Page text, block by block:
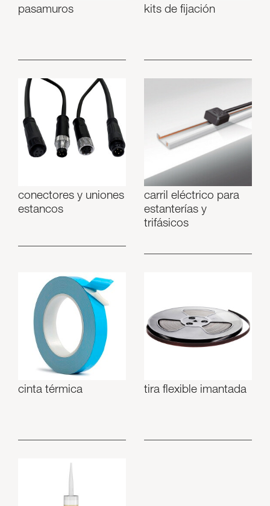
pasamuros kits de fijación
conectores y uniones
estancos
carril eléctrico para
estanterías y
trifásicos
cinta térmica tira flexible imantada